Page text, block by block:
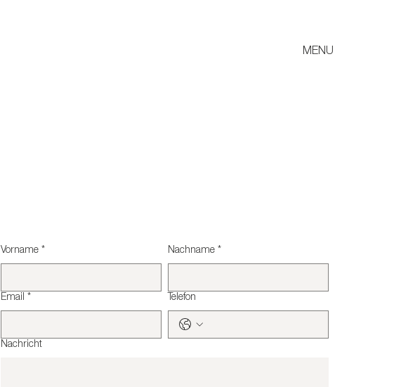
MENU
Vorname * Nachname *
Email * Telefon
Nachricht